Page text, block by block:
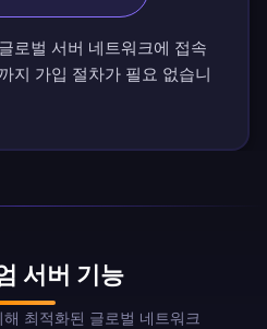
로벌 서버 네트워크에 접속
지 가입 절차가 필요 없습니
서버 기능
최적화된 글로벌 네트워크